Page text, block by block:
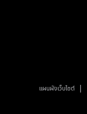
แผนผังเว็บไซต์